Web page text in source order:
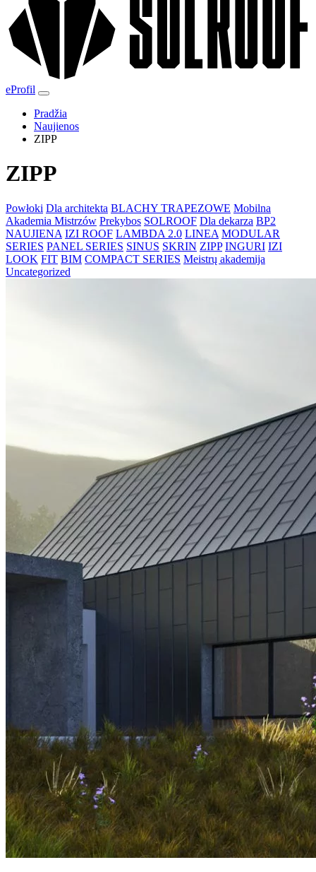
eProfil
Pradžia
Naujienos
ZIPP
ZIPP
Powłoki Dla architekta BLACHY TRAPEZOWE Mobilna
Akademia Mistrzów Prekybos SOLROOF Dla dekarza BP2
NAUJIENA IZI ROOF LAMBDA 2.0 LINEA MODULAR
SERIES PANEL SERIES SINUS SKRIN ZIPP INGURI IZI
LOOK FIT BIM COMPACT SERIES Meistrų akademija
Uncategorized